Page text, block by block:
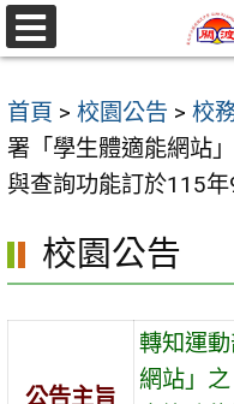
跳
至
要
內
容
選
單
首頁 > 校園公告 > 校
署「學生體適能網站
與查詢功能訂於115
校園公告
公告主旨
轉知運
網站」